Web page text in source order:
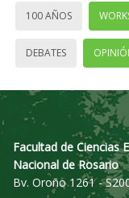
100 AÑOS
DEBATES
Facultad de Ciencias
Nacional de Rosario
Bv. Oroño 1261 -